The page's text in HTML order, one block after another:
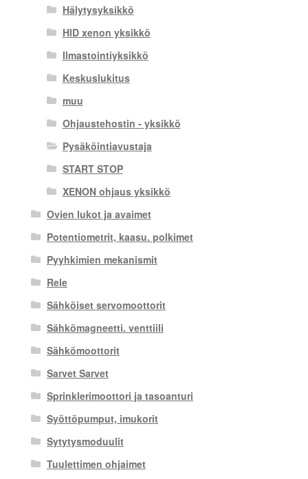
Hälytysyksikkö
HID xenon yksikkö
Ilmastointiyksikkö
Keskuslukitus
muu
Ohjaustehostin - yksikkö
Pysäköintiavustaja
START STOP
XENON ohjaus yksikkö
Ovien lukot ja avaimet
Potentiometrit, kaasu. polkimet
Pyyhkimien mekanismit
Rele
Sähköiset servomoottorit
Sähkömagneetti. venttiili
Sähkömoottorit
Sarvet Sarvet
Sprinklerimoottori ja tasoanturi
Syöttöpumput, imukorit
Sytytysmoduulit
Tuulettimen ohjaimet